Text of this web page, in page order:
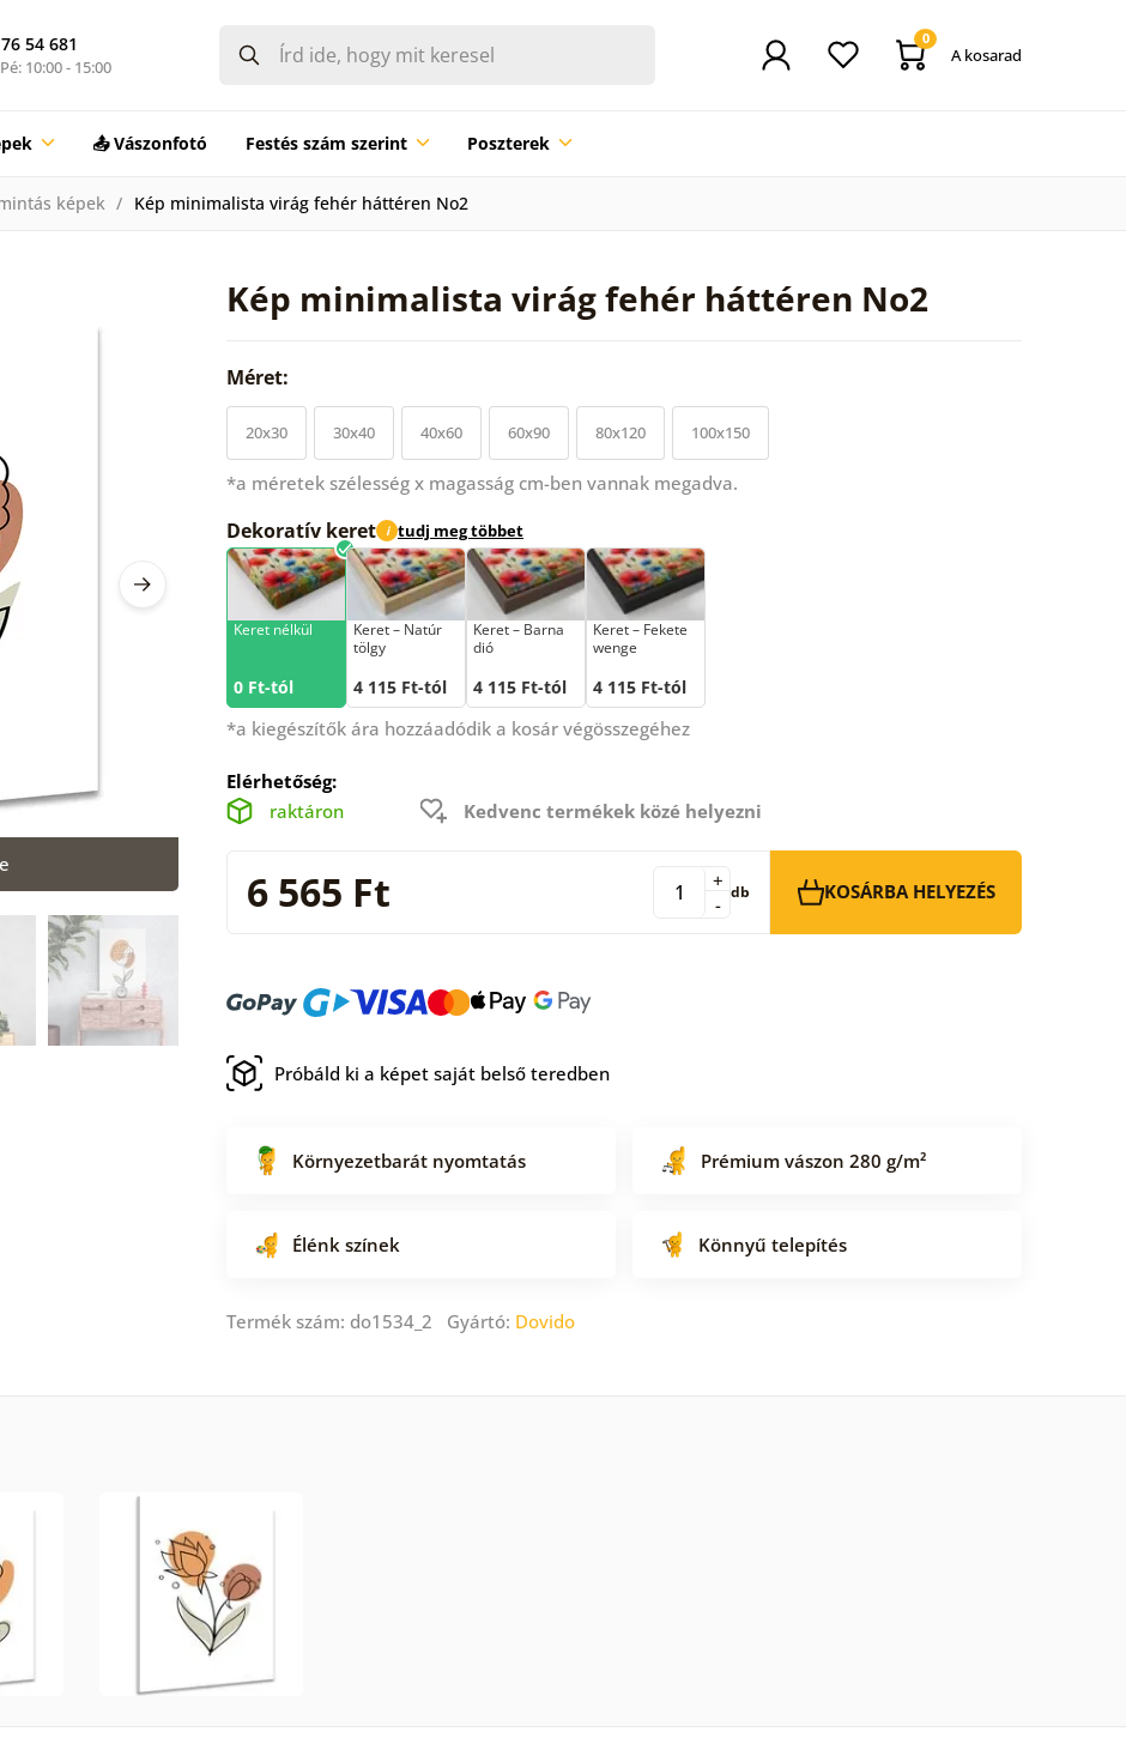
54 681
10:00 - 15:00
0
A kosarad
📤 Vászonfotó Festés szám szerint Poszterek
képek Kép minimalista virág fehér háttéren No2
Kép minimalista virág fehér háttéren No2
Méret:
20x30 30x40 40x60 60x90 80x120 100x150
*a méretek szélesség x magasság cm-ben vannak megadva.
Dekoratív keret i tudj meg többet
Keret nélkül
0 Ft-tól
Keret – Natúr
tölgy
4 115 Ft-tól
Keret – Barna
dió
4 115 Ft-tól
Keret – Fekete
wenge
4 115 Ft-tól
*a kiegészítők ára hozzáadódik a kosár végösszegéhez
Elérhetőség:
raktáron
Kedvenc termékek közé helyezni
6 565 Ft -
+ db KOSÁRBA HELYEZÉS
Próbáld ki a képet saját belső teredben
Környezetbarát nyomtatás Prémium vászon 280 g/m²
Élénk színek Könnyű telepítés
Termék szám: do1534_2 Gyártó: Dovido